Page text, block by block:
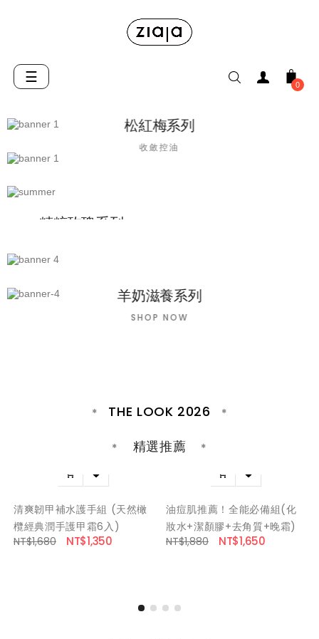
Toggle
navigation
☰ 0
松紅梅系列
收斂控油
HOME SPA 系列
精粹玫瑰系列
寶 寶 系列
橄欖潔淨洗護系列羊奶滋養系列
SHOP NOW
THE LOOK 2026
精選推薦
 
清爽韌甲補水護手組 (天然橄
欖經典潤手護甲霜6入)
NT$1,680
NT$1,350
 
油痘肌推薦！全能必備組(化
妝水+潔顏膠+去角質+晚霜)
NT$1,880
NT$1,650